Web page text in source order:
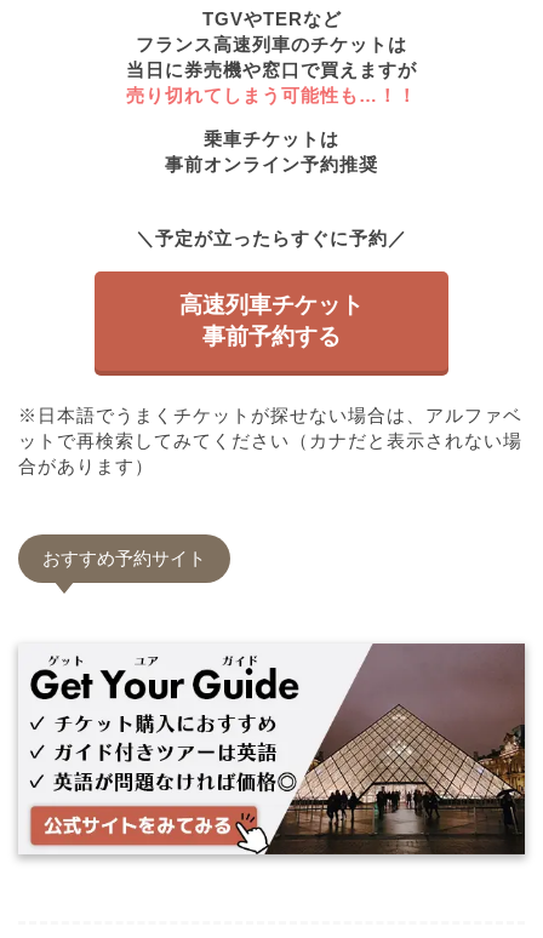
TGVやTERなど
フランス高速列車のチケットは
当日に券売機や窓口で買えますが
売り切れてしまう可能性も…！！
乗車チケットは
事前オンライン予約推奨
＼予定が立ったらすぐに予約／
高速列車チケット
事前予約する
※日本語でうまくチケットが探せない場合は、アルファベ
ットで再検索してみてください（カナだと表示されない場
合があります）
おすすめ予約サイト